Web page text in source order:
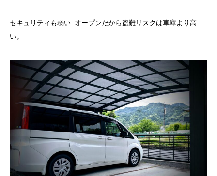
セキュリティも弱い: オープンだから盗難リスクは車庫より高
い。